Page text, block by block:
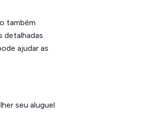
também
detalhadas
ajudar as
seu aluguel